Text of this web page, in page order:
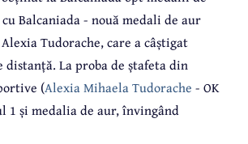
Balcaniada - nouă medali de aur
Tudorache, care a câștigat
La proba de ștafeta din
(Alexia Mihaela Tudorache - OK
1 și medalia de aur, învingând